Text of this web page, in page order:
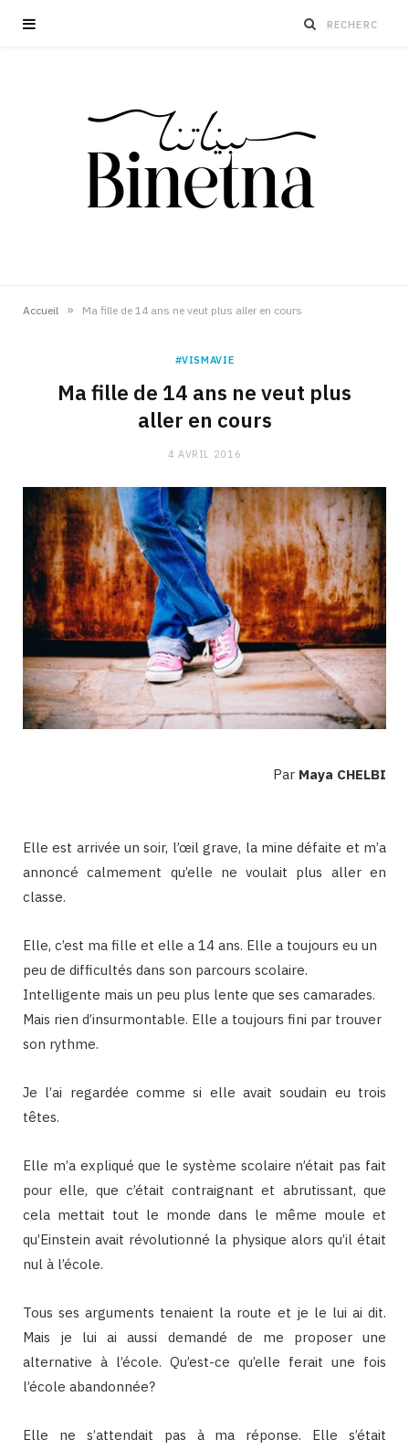
Accueil » Ma fille de 14 ans ne veut plus aller en cours
#VISMAVIE
Ma fille de 14 ans ne veut plus
aller en cours
4 AVRIL 2016
Par Maya CHELBI
Elle est arrivée un soir, l’œil grave, la mine défaite et m’a
annoncé calmement qu’elle ne voulait plus aller en
classe.
Elle, c’est ma fille et elle a 14 ans. Elle a toujours eu un
peu de difficultés dans son parcours scolaire.
Intelligente mais un peu plus lente que ses camarades.
Mais rien d’insurmontable. Elle a toujours fini par trouver
son rythme.
Je l’ai regardée comme si elle avait soudain eu trois
têtes.
Elle m’a expliqué que le système scolaire n’était pas fait
pour elle, que c’était contraignant et abrutissant, que
cela mettait tout le monde dans le même moule et
qu’Einstein avait révolutionné la physique alors qu’il était
nul à l’école.
Tous ses arguments tenaient la route et je le lui ai dit.
Mais je lui ai aussi demandé de me proposer une
alternative à l’école. Qu’est-ce qu’elle ferait une fois
l’école abandonnée?
Elle ne s’attendait pas à ma réponse. Elle s’était